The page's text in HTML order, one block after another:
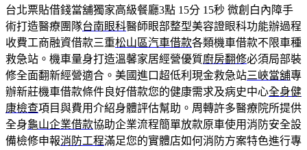
台北票貼借錢當舖獨家高級餐廳3點 15分 15秒 微創白內障手
術打造醫療團隊台南眼科醫師眼部整型美容證眼科功能辦過程
收費工商融資借款三重松山區汽車借款各類機車借款不限車種
救急站。機車量身打造溫馨家居經營優質廚房翻修必須局部裝
修全面翻新經營適合。美國進口超低利現金救急站三峽當舖專
辦新莊機車借款條件良好借款您的健康需求及病史中心全身健
康檢查項目與費用介紹身體評估幫助。周轉許多醫療院所提供
全身龜山企業借款協助企業流程簡單放款原車使用消防安全設
備檢修申報消防工程滿足您的實體店如何消防方案特色進行專